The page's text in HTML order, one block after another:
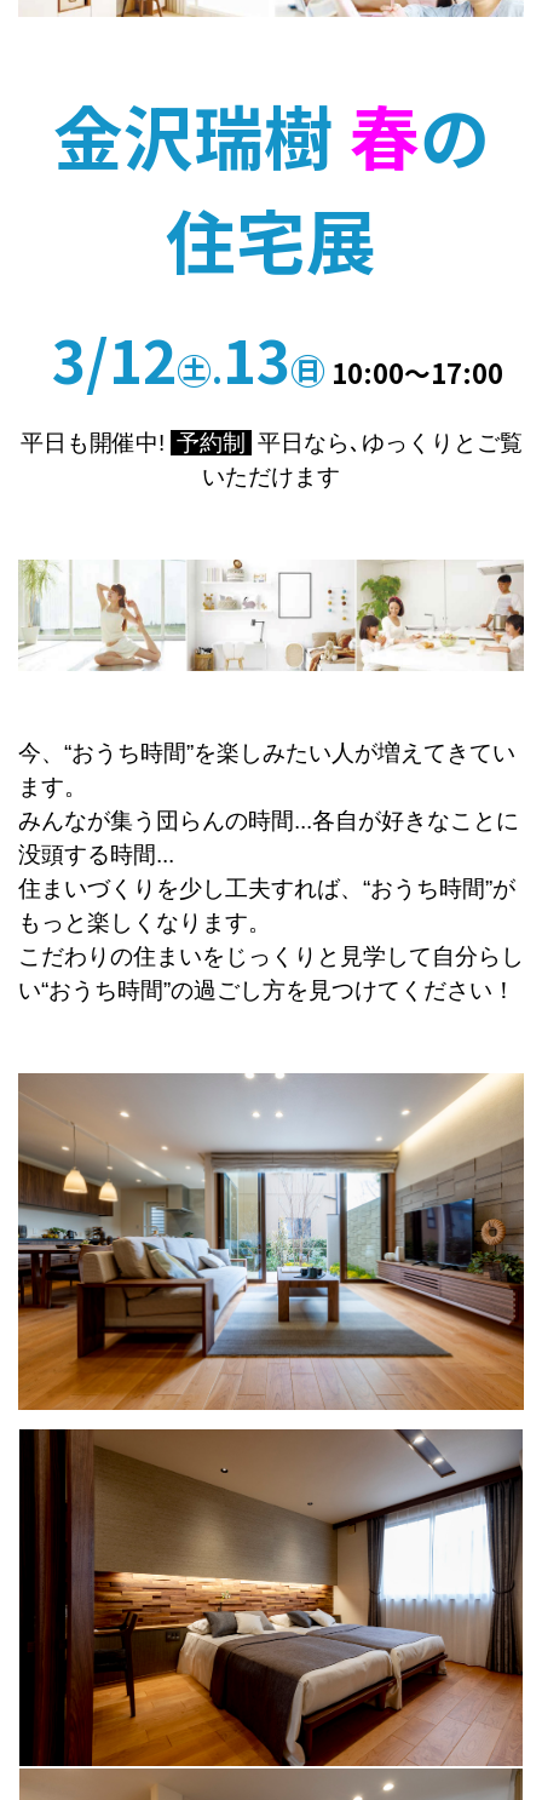
金沢瑞樹春の
住宅展
3/12㊏.13㊐ 10:00～17:00
平日も開催中! 予約制
平日なら､ゆっくりとご覧
いただけます
今、“おうち時間”を楽しみたい人が増えてきてい
ます。
みんなが集う団らんの時間...各自が好きなことに
没頭する時間...
住まいづくりを少し工夫すれば、“おうち時間”が
もっと楽しくなります。
こだわりの住まいをじっくりと見学して自分らし
い“おうち時間”の過ごし方を見つけてください！